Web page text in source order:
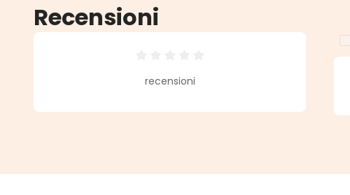
Recensioni
Valutazione media di 0 su 5 stelle
recensioni